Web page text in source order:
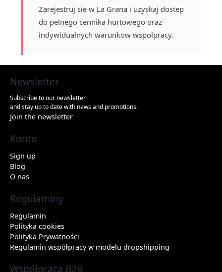
Zarejestruj sie w La Grana i uzyskaj dostep
do pelnego cennika hurtowego oraz
indywidualnych warunkow wspolpracy.
Newsletter
Subscribe to our newsletter
and stay up to date with news and promotions.
Join the newsletter
Konto
Sign up
Blog
O nas
Regulaminy
Regulamin
Polityka cookies
Polityka Prywatności
Regulamin współpracy w modelu dropshipping
Współpraca B2B